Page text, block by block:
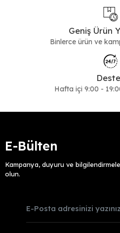
Geniş Ürün
Binlerce ürün ve
Hafta içi 9:00 -
E-Bülten
Kampanya, duyuru ve
olun.